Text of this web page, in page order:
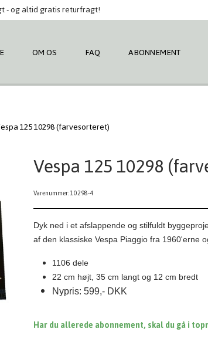
- og altid gratis returfragt!
OM OS FAQ ABONNEMENT
125 10298 (farvesorteret)
Vespa 125 10298
Varenummer: 10298-4
Dyk ned i et afslappende og stilfuldt
af den klassiske Vespa Piaggio fra 1960'erne
1106 dele
22 cm højt, 35 cm langt og 12 cm bredt
Nypris: 599,- DKK
Har du allerede abonnement, skal du gå i